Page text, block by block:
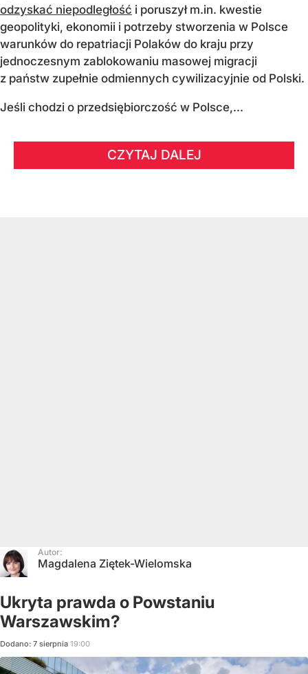
odzyskać niepodległość i poruszył m.in. kwestie
geopolityki, ekonomii i potrzeby stworzenia w Polsce
warunków do repatriacji Polaków do kraju przy
jednoczesnym zablokowaniu masowej migracji
z państw zupełnie odmiennych cywilizacyjnie od Polski.
Jeśli chodzi o przedsiębiorczość w Polsce,...
CZYTAJ DALEJ
Autor:
Magdalena Ziętek-Wielomska
Ukryta prawda o Powstaniu
Warszawskim?
Dodano: 7 sierpnia 19:00